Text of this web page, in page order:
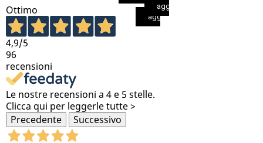
aggiungi al carrello
aggiungi al carrello
Ottimo
4,9/5
96
recensioni
Le nostre recensioni a 4 e 5 stelle.
Clicca qui per leggerle tutte >
Precedente
Successivo